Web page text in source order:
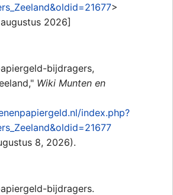
>
2026]
bijdragers,
Wiki Munten en
index.php?
8, 2026).
bijdragers.